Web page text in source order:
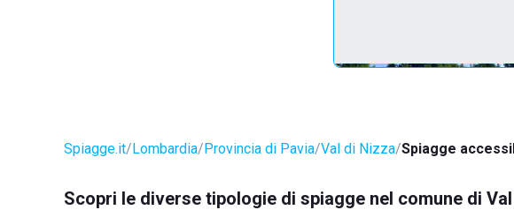
Spiagge.it Lombardia Provincia di Pavia Val di Nizza Spiagge
Scopri le diverse tipologie di spiagge nel comune di